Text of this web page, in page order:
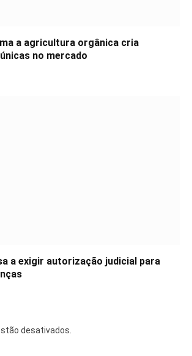
a agricultura orgânica cria
no mercado
a exigir autorização judicial para
desativados.